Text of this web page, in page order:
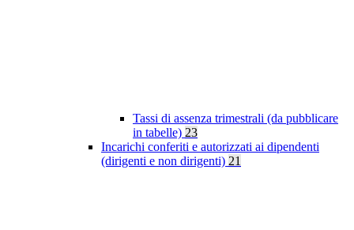
Tassi di assenza trimestrali (da pubblicare
in tabelle) 23
Incarichi conferiti e autorizzati ai dipendenti
(dirigenti e non dirigenti) 21